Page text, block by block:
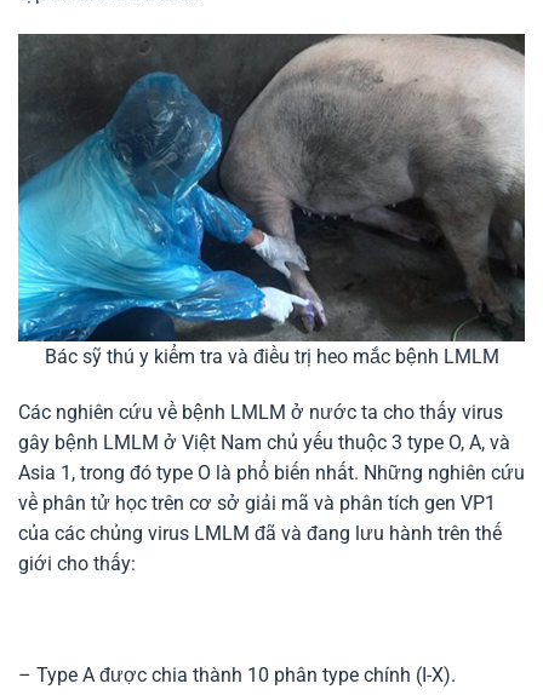
Bác sỹ thú y kiểm tra và điều trị heo mắc bệnh LMLM
Các nghiên cứu về bệnh LMLM ở nước ta cho thấy virus
gây bệnh LMLM ở Việt Nam chủ yếu thuộc 3 type O, A, và
Asia 1, trong đó type O là phổ biến nhất. Những nghiên cứu
về phân tử học trên cơ sở giải mã và phân tích gen VP1
của các chủng virus LMLM đã và đang lưu hành trên thế
giới cho thấy:
– Type A được chia thành 10 phân type chính (I-X).